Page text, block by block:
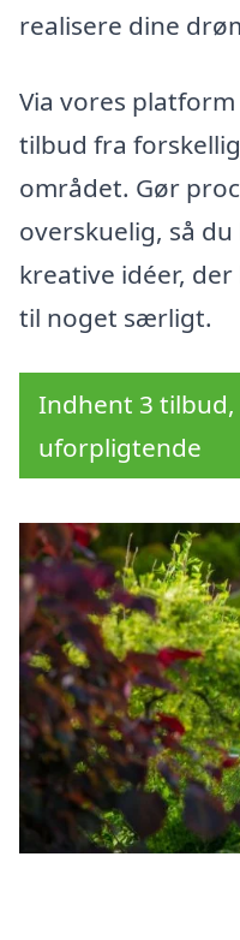
realisere dine
Via vores
tilbud fra
området. Gør
overskuelig, så
kreative idéer,
til noget særligt.
Indhent 3
uforpligtende